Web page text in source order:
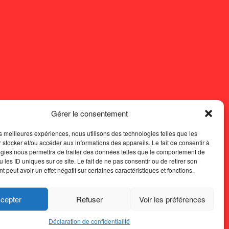
Gérer le consentement
meilleures expériences, nous utilisons des technologies telles que les
stocker et/ou accéder aux informations des appareils. Le fait de consentir à
nous permettra de traiter des données telles que le comportement de
les ID uniques sur ce site. Le fait de ne pas consentir ou de retirer son
peut avoir un effet négatif sur certaines caractéristiques et fonctions.
Refuser Voir les préférences
Déclaration de confidentialité